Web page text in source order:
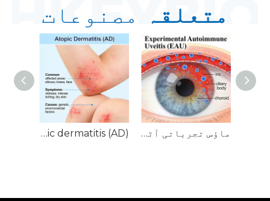
متعلقہ مصنوعات
NHP Atopic dermatitis (AD) ماڈلز ماؤس تجرباتی آٹومیمون یوویائٹس (EAU) ماڈلز